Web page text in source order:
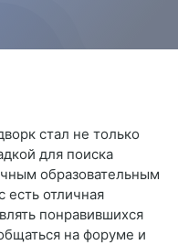
стал не только
для поиска
образовательным
есть отличная
понравившихся
на форуме и